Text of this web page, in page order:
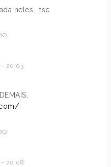
neles… tsc
- 20:03
- 20:08